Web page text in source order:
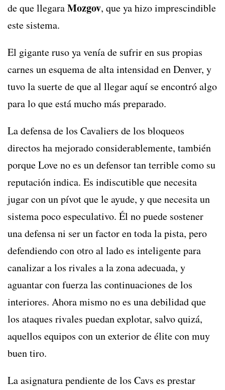
de que llegaraMozgov, que ya hizo imprescindible
este sistema.
El gigante ruso ya venía de sufrir en sus propias
carnes un esquema de alta intensidad en Denver, y
tuvo la suerte de que al llegar aquí se encontró algo
para lo que está mucho más preparado.
La defensa de los Cavaliers de los bloqueos
directos ha mejorado considerablemente, también
porque Love no es un defensor tan terrible como su
reputación indica. Es indiscutible que necesita
jugar con un pívot que le ayude, y que necesita un
sistema poco especulativo. Él no puede sostener
una defensa ni ser un factor en toda la pista, pero
defendiendo con otro al lado es inteligente para
canalizar a los rivales a la zona adecuada, y
aguantar con fuerza las continuaciones de los
interiores. Ahora mismo no es una debilidad que
los ataques rivales puedan explotar, salvo quizá,
aquellos equipos con un exterior de élite con muy
buen tiro.
La asignatura pendiente de los Cavs es prestar